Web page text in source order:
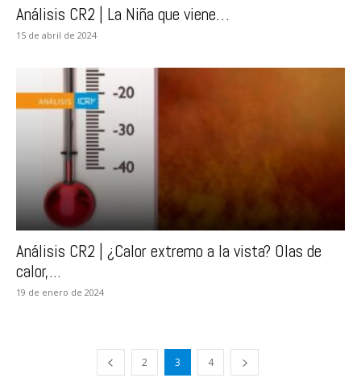
Análisis CR2 | La Niña que viene…
15 de abril de 2024
Análisis CR2 | ¿Calor extremo a la vista? Olas de
calor,...
19 de enero de 2024
2 3 4